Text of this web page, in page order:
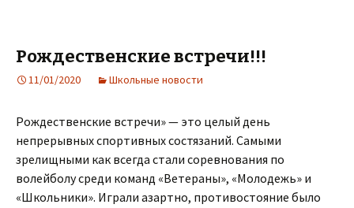
Рождественские встречи!!!
11/01/2020 Школьные новости
Рождественские встречи» — это целый день
непрерывных спортивных состязаний. Самыми
зрелищными как всегда стали соревнования по
волейболу среди команд «Ветераны», «Молодежь» и
«Школьники». Играли азартно, противостояние было